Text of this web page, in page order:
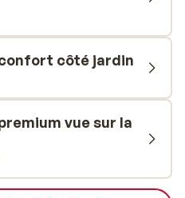
adults only, West Bay est
À l’intérieur du
dans la piscine, te
équipée de transats et de
sauna, hammam et
apprécieront la salle de
encore les courts de
le choix est
à la carte et
côté jardin
vue sur la